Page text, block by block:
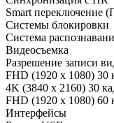
Smart переключение
Системы блокировки
Система
Видеосъемка
Разрешение записи
FHD (1920 x 1080) 30
4K (3840 x 2160) 30
FHD (1920 x 1080) 60
Интерфейсы